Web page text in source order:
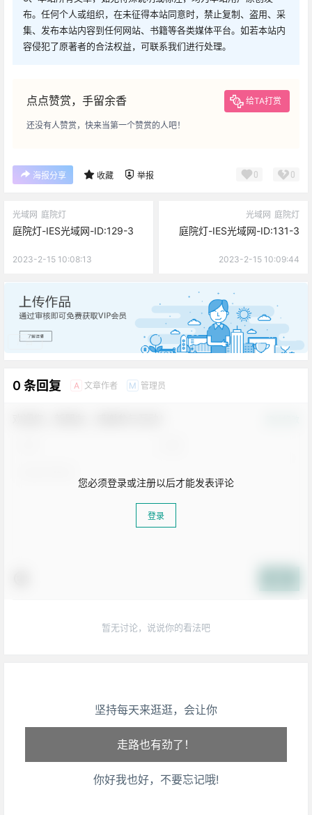
布。任何个人或组织，在未征得本站同意时，禁止复制、盗用、采
集、发布本站内容到任何网站、书籍等各类媒体平台。如若本站内
容侵犯了原著者的合法权益，可联系我们进行处理。
点点赞赏，手留余香 给TA打赏
还没有人赞赏，快来当第一个赞赏的人吧！
海报分享 收藏 举报 0 0
光域网 庭院灯
庭院灯-IES光域网-ID:129-3
2023-2-15 10:08:13
光域网 庭院灯
庭院灯-IES光域网-ID:131-3
2023-2-15 10:09:44
广告
0 条回复 A 文章作者 M 管理员
您必须登录或注册以后才能发表评论
登录
暂无讨论，说说你的看法吧
坚持每天来逛逛，会让你
心情也舒畅了！
走路也有劲了！
腿也不痛了！
你好我也好，不要忘记哦!